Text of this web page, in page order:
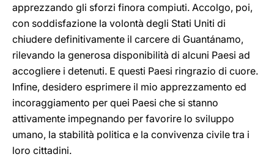
apprezzando gli sforzi finora compiuti. Accolgo, poi,
con soddisfazione la volontà degli Stati Uniti di
chiudere definitivamente il carcere di Guantánamo,
rilevando la generosa disponibilità di alcuni Paesi ad
accogliere i detenuti. E questi Paesi ringrazio di cuore.
Infine, desidero esprimere il mio apprezzamento ed
incoraggiamento per quei Paesi che si stanno
attivamente impegnando per favorire lo sviluppo
umano, la stabilità politica e la convivenza civile tra i
loro cittadini.